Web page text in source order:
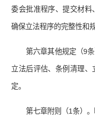
委会批准程序、提交材料
确保立法程序的完整性和
第六章其他规定（9
立法后评估、条例清理
定。
第七章附则（1条）。